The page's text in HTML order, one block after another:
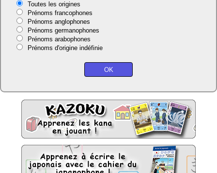
Toutes les origines
Prénoms francophones
Prénoms anglophones
Prénoms germanophones
Prénoms arabophones
Prénoms d'origine indéfinie